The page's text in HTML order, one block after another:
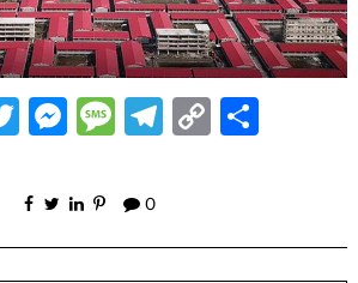
Twitter
Messenger
Message
Telegram
Copy
0